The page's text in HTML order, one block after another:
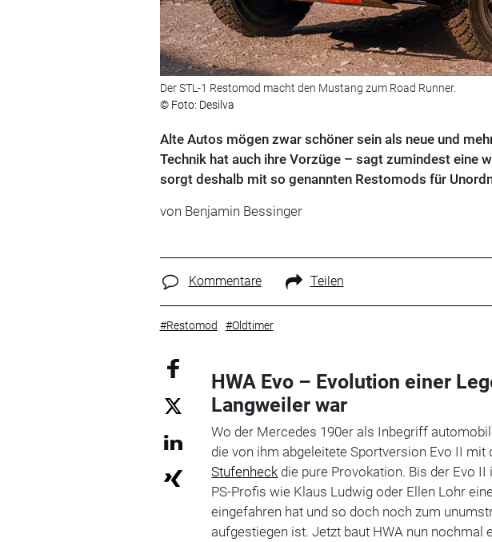
Der STL-1 Restomod macht den Mustang zum Road Runner.
© Foto: Desilva
Alte Autos mögen zwar schöner sein als neue und
Technik hat auch ihre Vorzüge – sagt zumindest eine
sorgt deshalb mit so genannten Restomods für
von Benjamin Bessinger
Kommentare Teilen
#Restomod #Oldtimer
HWA Evo – Evolution einer
Langweiler war
Wo der Mercedes 190er als Inbegriff
die von ihm abgeleitete Sportversion Evo II mit
Stufenheck die pure Provokation. Bis der Evo II
PS-Profis wie Klaus Ludwig oder Ellen Lohr
eingefahren hat und so doch noch zum
aufgestiegen ist. Jetzt baut HWA nun nochmal